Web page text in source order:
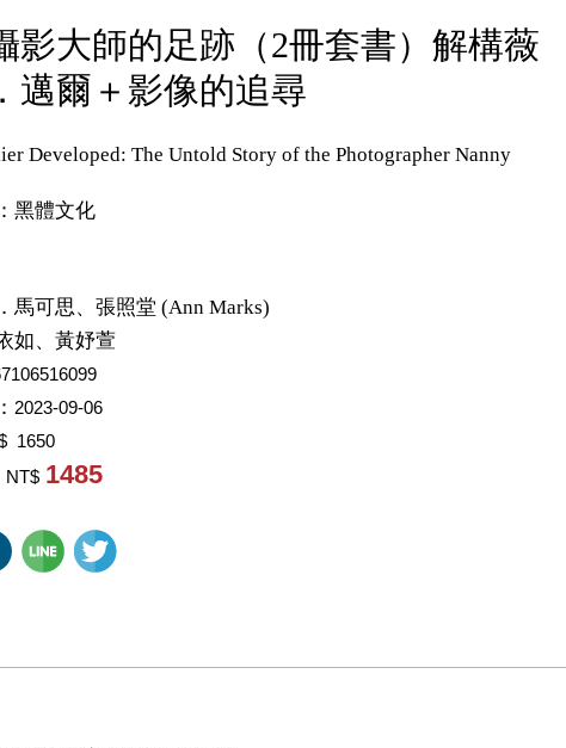
影大師的足跡（2冊套書）解構薇
邁爾＋影像的追尋
Developed: The Untold Story of the Photographer Nanny
黑體文化
馬可思、張照堂 (Ann Marks)
如、黃妤萱
2023-09-06
1650
NT$ 1485